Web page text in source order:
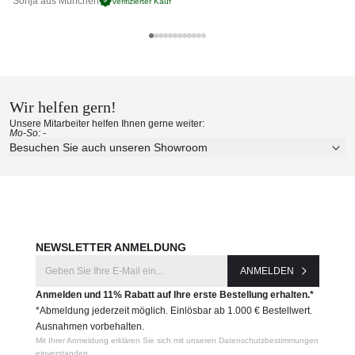
bestellen
Erleben Sie unsere Stoffe und Materialien ganz in Ruhe in
Ihren eigenen vier Wänden.
Wir helfen gern!
Unsere Mitarbeiter helfen Ihnen gerne weiter:
Mo-So: -
Besuchen Sie auch unseren Showroom
NEWSLETTER ANMELDUNG
ANMELDEN
Anmelden und 11% Rabatt auf Ihre erste Bestellung erhalten.*
*Abmeldung jederzeit möglich. Einlösbar ab 1.000 € Bestellwert.
Ausnahmen vorbehalten.
Mit Ihrer Anmeldung erklären Sie sich mit unseren Datenschutzbestimmungen
einverstanden.